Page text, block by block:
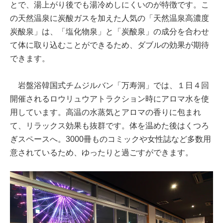
とで、湯上がり後でも湯冷めしにくいのが特徴です。こ
の天然温泉に炭酸ガスを加えた人気の「天然温泉高濃度
炭酸泉」は、「塩化物泉」と「炭酸泉」の成分を合わせ
て体に取り込むことができるため、ダブルの効果が期待
できます。
岩盤浴韓国式チムジルバン「万寿洞」では、１日４回
開催されるロウリュウアトラクション時にアロマ水を使
用しています。高温の水蒸気とアロマの香りに包まれ
て、リラックス効果も抜群です。体を温めた後はくつろ
ぎスペースへ。3000冊ものコミックや女性誌など多数用
意されているため、ゆったりと過ごすができます。